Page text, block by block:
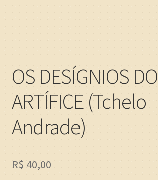
OS DESÍGNIOS DO
ARTÍFICE (Tchelo
Andrade)
R$ 40,00